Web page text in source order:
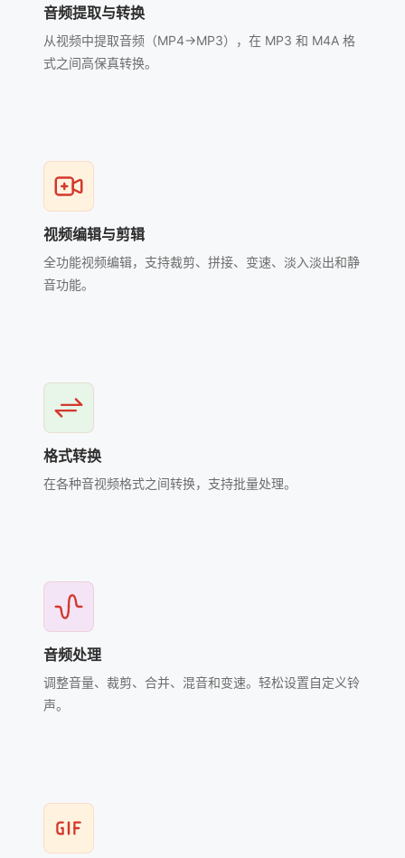
音频提取与转换
从视频中提取音频（MP4→MP3），在 MP3 和 M4A 格
式之间高保真转换。
视频编辑与剪辑
全功能视频编辑，支持裁剪、拼接、变速、淡入淡出和静
音功能。
格式转换
在各种音视频格式之间转换，支持批量处理。
音频处理
调整音量、裁剪、合并、混音和变速。轻松设置自定义铃
声。